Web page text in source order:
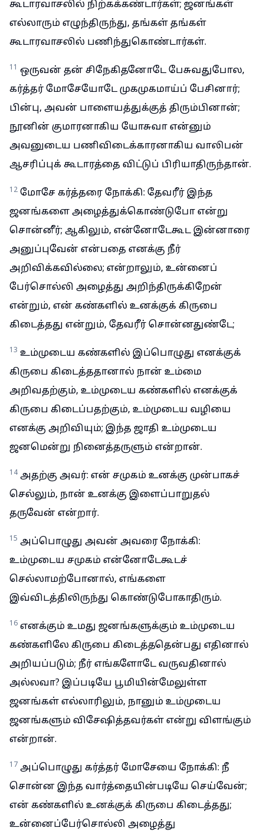
கூடாரவாசலில் நிற்கக்கண்டார்கள்; ஜனங்கள்
எல்லாரும் எழுந்திருந்து, தங்கள் தங்கள்
கூடாரவாசலில் பணிந்துகொண்டார்கள்.
11 ஒருவன் தன் சிநேகிதனோடே பேசுவதுபோல,
கர்த்தர் மோசேயோடே முகமுகமாய்ப் பேசினார்;
பின்பு, அவன் பாளையத்துக்குத் திரும்பினான்;
நூனின் குமாரனாகிய யோசுவா என்னும்
அவனுடைய பணிவிடைக்காரனாகிய வாலிபன்
ஆசரிப்புக் கூடாரத்தை விட்டுப் பிரியாதிருந்தான்.
12 மோசே கர்த்தரை நோக்கி: தேவரீர் இந்த
ஜனங்களை அழைத்துக்கொண்டுபோ என்று
சொன்னீர்; ஆகிலும், என்னோடேகூட இன்னாரை
அனுப்புவேன் என்பதை எனக்கு நீர்
அறிவிக்கவில்லை; என்றாலும், உன்னைப்
பேர்சொல்லி அழைத்து அறிந்திருக்கிறேன்
என்றும், என் கண்களில் உனக்குக் கிருபை
கிடைத்தது என்றும், தேவரீர் சொன்னதுண்டே;
13 உம்முடைய கண்களில் இப்பொழுது எனக்குக்
கிருபை கிடைத்ததானால் நான் உம்மை
அறிவதற்கும், உம்முடைய கண்களில் எனக்குக்
கிருபை கிடைப்பதற்கும், உம்முடைய வழியை
எனக்கு அறிவியும்; இந்த ஜாதி உம்முடைய
ஜனமென்று நினைத்தருளும் என்றான்.
14 அதற்கு அவர்: என் சமுகம் உனக்கு முன்பாகச்
செல்லும், நான் உனக்கு இளைப்பாறுதல்
தருவேன் என்றார்.
15 அப்பொழுது அவன் அவரை நோக்கி:
உம்முடைய சமுகம் என்னோடேகூடச்
செல்லாமற்போனால், எங்களை
இவ்விடத்திலிருந்து கொண்டுபோகாதிரும்.
16 எனக்கும் உமது ஜனங்களுக்கும் உம்முடைய
கண்களிலே கிருபை கிடைத்ததென்பது எதினால்
அறியப்படும்; நீர் எங்களோடே வருவதினால்
அல்லவா? இப்படியே பூமியின்மேலுள்ள
ஜனங்கள் எல்லாரிலும், நானும் உம்முடைய
ஜனங்களும் விசேஷித்தவர்கள் என்று விளங்கும்
என்றான்.
17 அப்பொழுது கர்த்தர் மோசேயை நோக்கி: நீ
சொன்ன இந்த வார்த்தையின்படியே செய்வேன்;
என் கண்களில் உனக்குக் கிருபை கிடைத்தது;
உன்னைப்பேர்சொல்லி அழைத்து